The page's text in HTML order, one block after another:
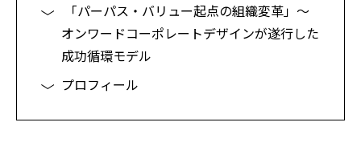
「パーパス・バリュー起点の組織変革」～
オンワードコーポレートデザインが遂行した
成功循環モデル
プロフィール